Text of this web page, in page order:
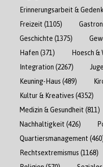
Erinnerungsarbeit &
Freizeit (1105)
Geschichte (1375)
Hafen (371) Hoesch
Integration (2267)
Keuning-Haus (489)
Kultur & Kreatives (4352)
Medizin & Gesundheit (811)
Nachhaltigkeit (426)
Quartiersmanagement
Rechtsextremismus (1168)